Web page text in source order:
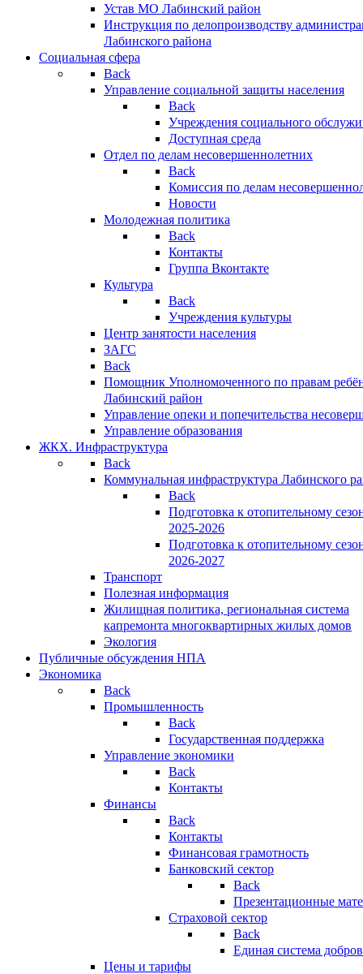
Устав МО Лабинский район
Инструкция по делопроизводству
Лабинского района
Социальная сфера
Back
Управление социальной защиты населения
Back
Учреждения социального
Доступная среда
Отдел по делам несовершеннолетних
Back
Комиссия по делам
Новости
Молодежная политика
Back
Контакты
Группа Вконтакте
Культура
Back
Учреждения культуры
Центр занятости населения
ЗАГС
Back
Помощник Уполномоченного по правам
Лабинский район
Управление опеки и попечительства
Управление образования
ЖКХ. Инфраструктура
Back
Коммунальная инфраструктура Лабинского
Back
Подготовка к отопительному
2025-2026
Подготовка к отопительному
2026-2027
Транспорт
Полезная информация
Жилищная политика, региональная система
капремонта многоквартирных жилых домов
Экология
Публичные обсуждения НПА
Экономика
Back
Промышленность
Back
Государственная поддержка
Управление экономики
Back
Контакты
Финансы
Back
Контакты
Финансовая грамотность
Банковский сектор
Back
Презентационные
Страховой сектор
Back
Единая система
Цены и тарифы